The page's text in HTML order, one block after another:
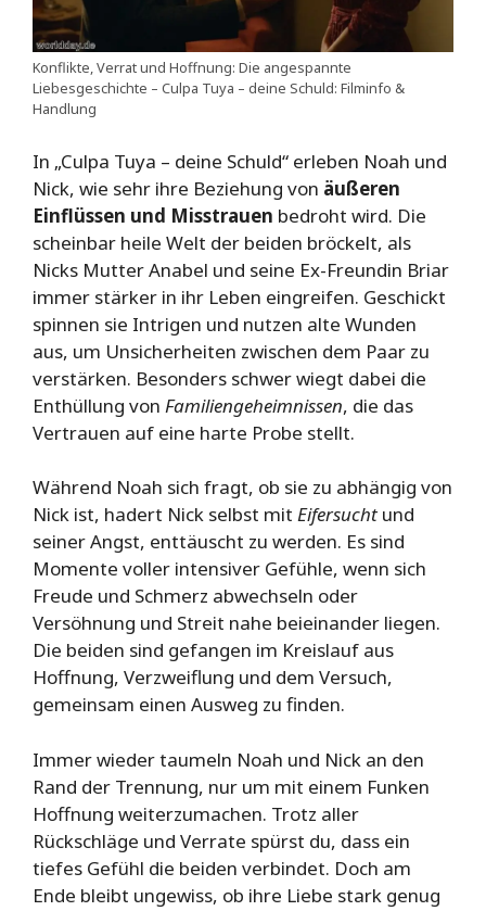
Konflikte, Verrat und Hoffnung: Die angespannte
Liebesgeschichte – Culpa Tuya – deine Schuld: Filminfo &
Handlung
In „Culpa Tuya – deine Schuld“ erleben Noah und
Nick, wie sehr ihre Beziehung von äußeren
Einflüssen und Misstrauen bedroht wird. Die
scheinbar heile Welt der beiden bröckelt, als
Nicks Mutter Anabel und seine Ex-Freundin Briar
immer stärker in ihr Leben eingreifen. Geschickt
spinnen sie Intrigen und nutzen alte Wunden
aus, um Unsicherheiten zwischen dem Paar zu
verstärken. Besonders schwer wiegt dabei die
Enthüllung von Familiengeheimnissen, die das
Vertrauen auf eine harte Probe stellt.
Während Noah sich fragt, ob sie zu abhängig von
Nick ist, hadert Nick selbst mit Eifersucht und
seiner Angst, enttäuscht zu werden. Es sind
Momente voller intensiver Gefühle, wenn sich
Freude und Schmerz abwechseln oder
Versöhnung und Streit nahe beieinander liegen.
Die beiden sind gefangen im Kreislauf aus
Hoffnung, Verzweiflung und dem Versuch,
gemeinsam einen Ausweg zu finden.
Immer wieder taumeln Noah und Nick an den
Rand der Trennung, nur um mit einem Funken
Hoffnung weiterzumachen. Trotz aller
Rückschläge und Verrate spürst du, dass ein
tiefes Gefühl die beiden verbindet. Doch am
Ende bleibt ungewiss, ob ihre Liebe stark genug